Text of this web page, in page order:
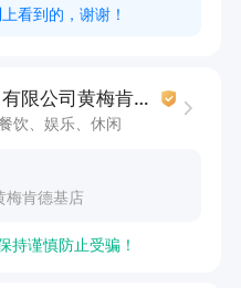
薪年假
婚假等
上看到的，谢谢！
百胜餐饮（武汉）有限公司黄梅肯德基店
饮、娱乐、休闲
梅肯德基店
持谨慎防止受骗！